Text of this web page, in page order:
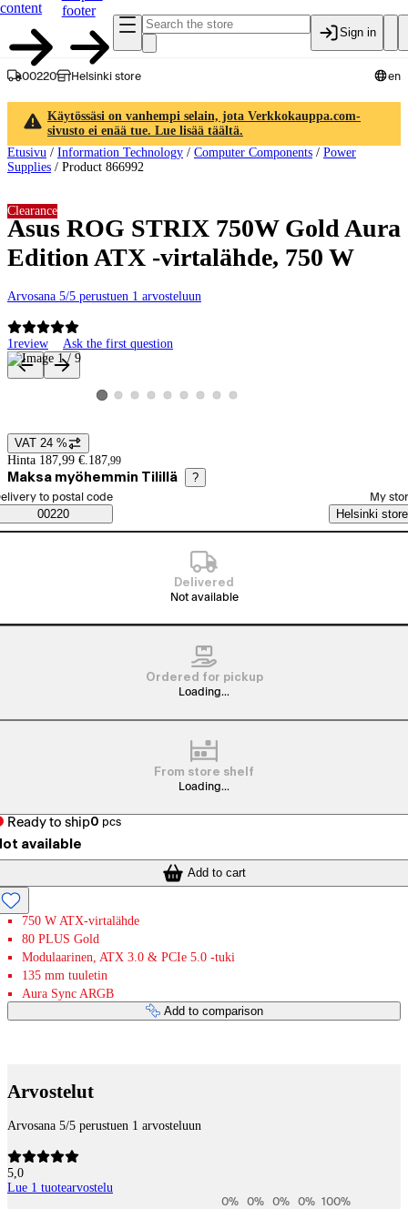
content
footer
Sign in
00220 Helsinki store en
Käytössäsi on vanhempi selain, jota Verkkokauppa.com-
sivusto ei enää tue. Lue lisää täältä.
Etusivu / Information Technology / Computer Components / Power
Supplies / Product 866992
Asus ROG STRIX 750W Gold Aura
Edition ATX -virtalähde, 750 W
Arvosana 5/5 perustuen 1 arvosteluun
1review Ask the first question
Clearance
Product images and videos
View product image 1
View product image 2
View product image 3
View product image 4
View product image 5
View product image 6
View product image 7
View product image 8
View product image 9
Price details
VAT 24 %
Hinta 187,99 €. 187,99
Maksa myöhemmin Tilillä ?
Saatavuustiedot
order method
to postal code
00220
My
Helsinki store
Delivered
Not available
Ordered for pickup
Loading...
From store shelf
Loading...
Ready to ship0 pcs
available
Add to cart
750 W ATX-virtalähde
80 PLUS Gold
Modulaarinen, ATX 3.0 & PCIe 5.0 -tuki
135 mm tuuletin
Aura Sync ARGB
Add to comparison
Arvostelut
Arvosana 5/5 perustuen 1 arvosteluun
5,0
Lue 1 tuotearvostelu
0% 0% 0% 0% 100%